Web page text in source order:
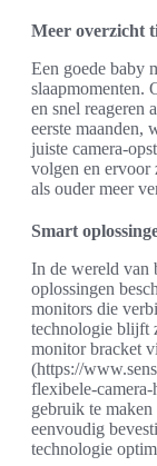
Meer overzicht
Een goede baby
slaapmomenten.
en snel reageren
eerste maanden,
juiste camera-
volgen en ervoor
als ouder meer
Smart
In de wereld van
oplossingen
monitors die
technologie blijft
monitor bracket
(https://
flexibele-
gebruik te
eenvoudig
technologie